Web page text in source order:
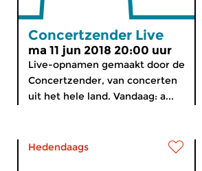
Concertzender Live
ma 11 jun 2018 20:00 uur
Live-opnamen gemaakt door de
Concertzender, van concerten
uit het hele land. Vandaag: a...
Hedendaags